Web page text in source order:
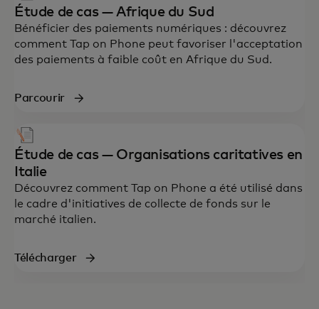
Étude de cas — Afrique du Sud
Bénéficier des paiements numériques : découvrez
comment Tap on Phone peut favoriser l'acceptation
des paiements à faible coût en Afrique du Sud.
Parcourir
Étude de cas — Organisations caritatives en
Italie
Découvrez comment Tap on Phone a été utilisé dans
le cadre d'initiatives de collecte de fonds sur le
marché italien.
Télécharger